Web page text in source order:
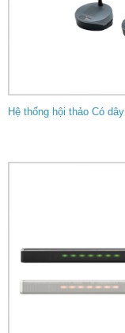
Hệ thống hội thảo Có dây